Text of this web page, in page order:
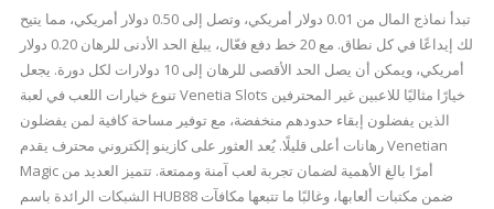
تبدأ نماذج المال من 0.01 دولار أمريكي، وتصل إلى 0.50 دولار أمريكي، مما يتيح
لك إيداعًا في كل نطاق. مع 20 خط دفع فعّال، يبلغ الحد الأدنى للرهان 0.20 دولار
أمريكي، ويمكن أن يصل الحد الأقصى للرهان إلى 10 دولارات لكل دورة. يجعل
تنوع خيارات اللعب في لعبة Venetia Slots خيارًا مثاليًا للاعبين غير المحترفين
الذين يفضلون إبقاء حدودهم منخفضة، مع توفير مساحة كافية لمن يفضلون
رهانات أعلى قليلًا. يُعد العثور على كازينو إلكتروني محترف يقدم Venetian
Magic أمرًا بالغ الأهمية لضمان تجربة لعب آمنة وممتعة. تتميز العديد من
الشبكات الرائدة باسم HUB88 ضمن مكتبات ألعابها، وغالبًا ما تتبعها مكافآت